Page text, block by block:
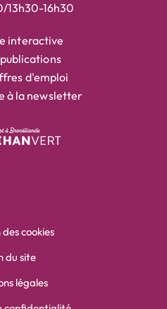
13h30-16h30
interactive
d'emploi
à la newsletter
cookies
du site
légales